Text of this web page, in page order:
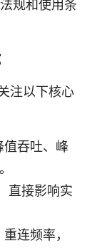
规和使用条
注以下核心
值吞吐、峰
直接影响实
连频率，